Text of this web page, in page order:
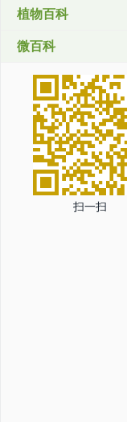
植物百科
微百科
扫一扫